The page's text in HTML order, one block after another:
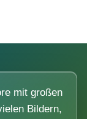
mit großen
Bildern,